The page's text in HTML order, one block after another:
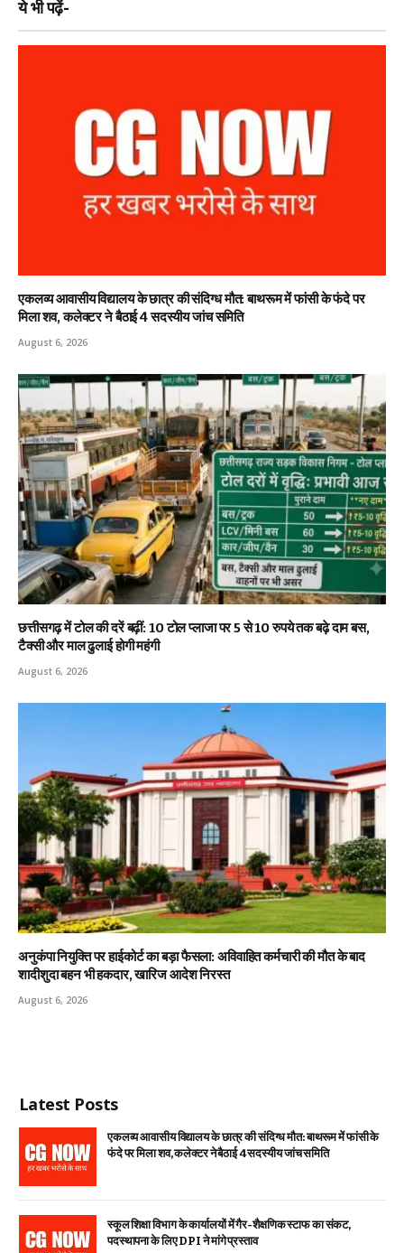
ये भी पढ़ें-
एकलव्य आवासीय विद्यालय के छात्र की संदिग्ध मौत: बाथरूम में फांसी के फंदे पर
मिला शव, कलेक्टर ने बैठाई 4 सदस्यीय जांच समिति
August 6, 2026
छत्तीसगढ़ में टोल की दरें बढ़ीं: 10 टोल प्लाजा पर 5 से 10 रुपये तक बढ़े दाम बस,
टैक्सी और माल ढुलाई होगी महंगी
August 6, 2026
अनुकंपा नियुक्ति पर हाईकोर्ट का बड़ा फैसला: अविवाहित कर्मचारी की मौत के बाद
शादीशुदा बहन भी हकदार, खारिज आदेश निरस्त
August 6, 2026
Latest Posts
एकलव्य आवासीय विद्यालय के छात्र की संदिग्ध मौत: बाथरूम में फांसी के
फंदे पर मिला शव, कलेक्टर ने बैठाई 4 सदस्यीय जांच समिति
स्कूल शिक्षा विभाग के कार्यालयों में गैर-शैक्षणिक स्टाफ का संकट,
पदस्थापना के लिए DPI ने मांगे प्रस्ताव